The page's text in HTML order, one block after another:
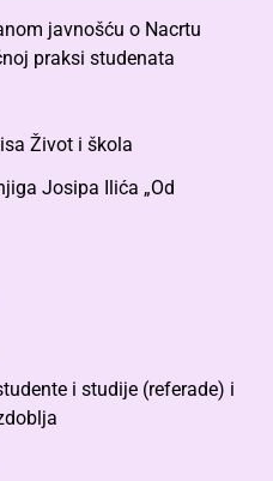
javnošću o Nacrtu
praksi studenata
Život i škola
Josipa Ilića „Od
i studije (referade) i